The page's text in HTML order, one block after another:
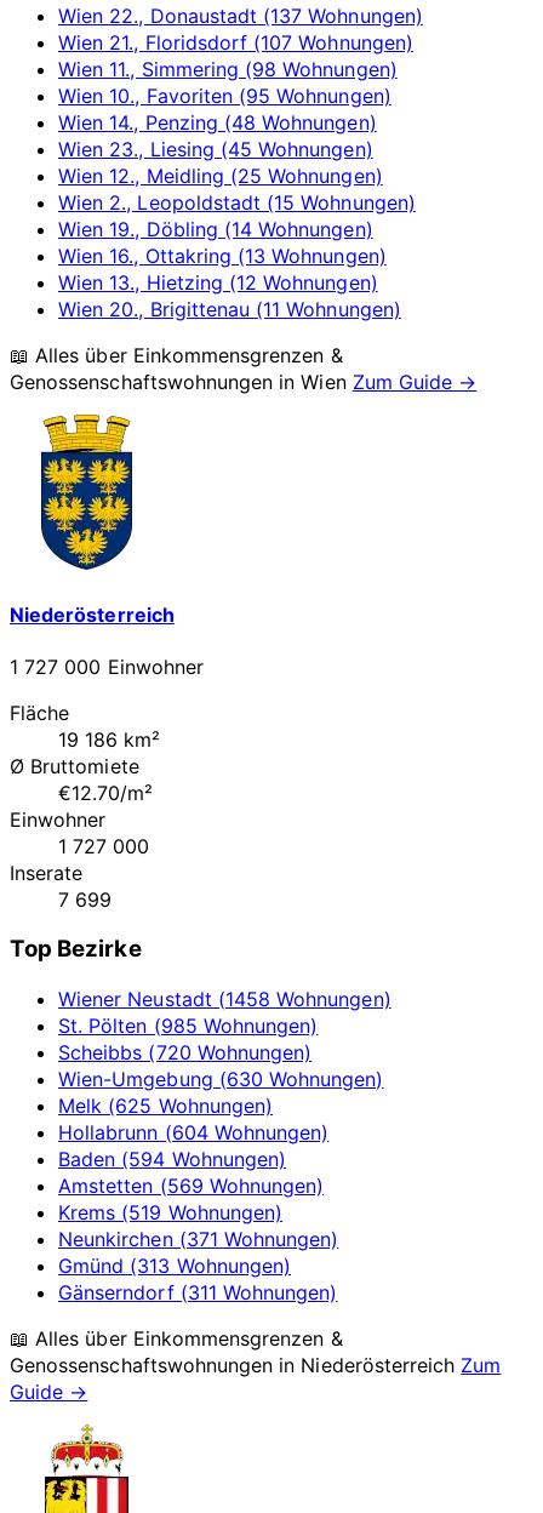
Wien 22., Donaustadt (137 Wohnungen)
Wien 21., Floridsdorf (107 Wohnungen)
Wien 11., Simmering (98 Wohnungen)
Wien 10., Favoriten (95 Wohnungen)
Wien 14., Penzing (48 Wohnungen)
Wien 23., Liesing (45 Wohnungen)
Wien 12., Meidling (25 Wohnungen)
Wien 2., Leopoldstadt (15 Wohnungen)
Wien 19., Döbling (14 Wohnungen)
Wien 16., Ottakring (13 Wohnungen)
Wien 13., Hietzing (12 Wohnungen)
Wien 20., Brigittenau (11 Wohnungen)
📖 Alles über Einkommensgrenzen &
Genossenschaftswohnungen inWien Zum Guide →
Niederösterreich
1 727 000 Einwohner
Fläche
19 186 km²
Ø Bruttomiete
€12.70/m²
Einwohner
1 727 000
Inserate
7 699
Top Bezirke
Wiener Neustadt (1458 Wohnungen)
St. Pölten (985 Wohnungen)
Scheibbs (720 Wohnungen)
Wien-Umgebung (630 Wohnungen)
Melk (625 Wohnungen)
Hollabrunn (604 Wohnungen)
Baden (594 Wohnungen)
Amstetten (569 Wohnungen)
Krems (519 Wohnungen)
Neunkirchen (371 Wohnungen)
Gmünd (313 Wohnungen)
Gänserndorf (311 Wohnungen)
📖 Alles über Einkommensgrenzen &
Genossenschaftswohnungen in Niederösterreich Zum
Guide →